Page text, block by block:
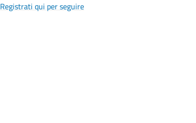
Registrati qui per seguire